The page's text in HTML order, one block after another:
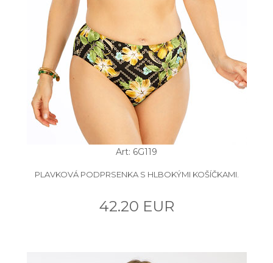
Art: 6G119
PLAVKOVÁ PODPRSENKA S HLBOKÝMI KOŠÍČKAMI.
42.20 EUR